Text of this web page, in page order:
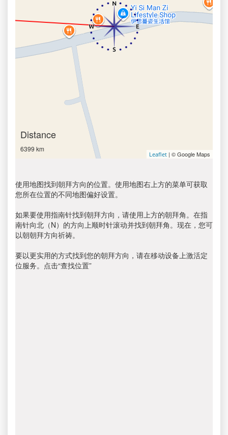
Distance
6399 km
Leaflet | © Google Maps
使用地图找到朝拜方向的位置。使用地图右上方的菜单可获取
您所在位置的不同地图偏好设置。
如果要使用指南针找到朝拜方向，请使用上方的朝拜角。在指
南针向北（N）的方向上顺时针滚动并找到朝拜角。现在，您可
以朝朝拜方向祈祷。
要以更实用的方式找到您的朝拜方向，请在移动设备上激活定
位服务。点击“查找位置”